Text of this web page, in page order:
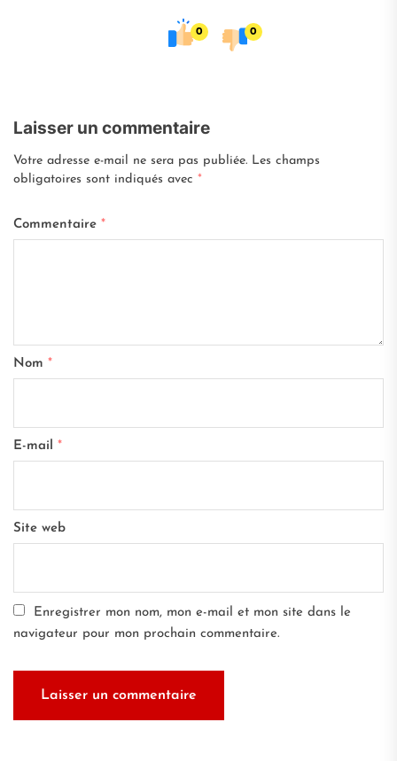
0 0
Laisser un commentaire
Votre adresse e-mail ne sera pas publiée. Les champs
obligatoires sont indiqués avec *
Commentaire *
Nom *
E-mail *
Site web
Enregistrer mon nom, mon e-mail et mon site dans le
navigateur pour mon prochain commentaire.